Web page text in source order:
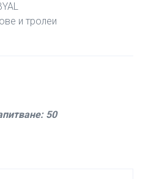
и тролеи
50